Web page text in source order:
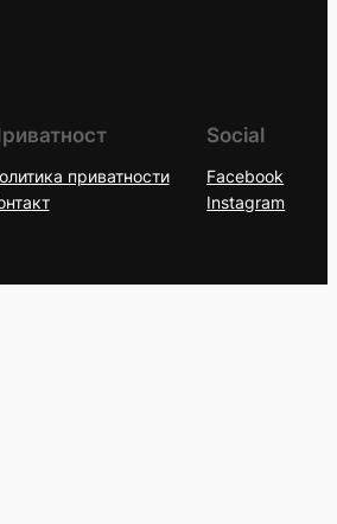
приватности
Social
Facebook
Instagram